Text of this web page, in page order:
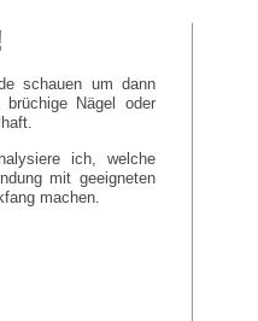
schauen um dann
Nägel oder
ich, welche
mit geeigneten
machen.